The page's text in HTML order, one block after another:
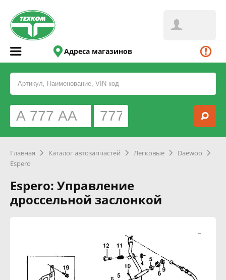
Адреса магазинов
Главная Каталог автозапчастей Легковые
Daewoo
Espero
Espero: Управление
дроссельной заслонкой